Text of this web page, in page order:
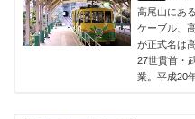
高尾山にあ
ケーブル、
が正式名は
27世貫首・
業。平成20